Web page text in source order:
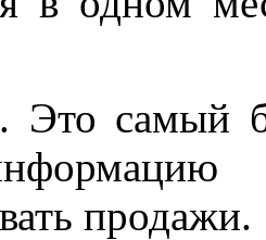
Это самый
продажи.